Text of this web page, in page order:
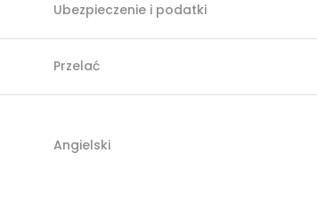
Ubezpieczenie i podatki
Przelać
Angielski